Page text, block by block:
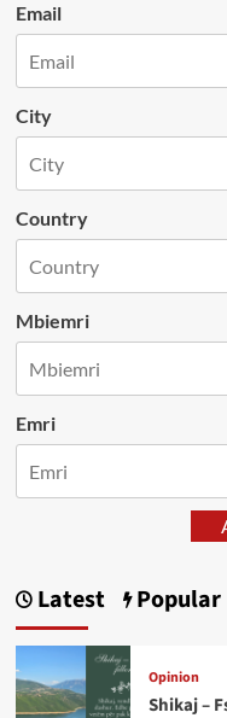
Email
City
Country
Mbiemri
Emri
Latest Popular
Opinion
Shikaj –